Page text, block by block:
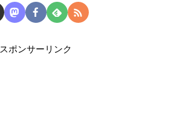
スポンサーリンク